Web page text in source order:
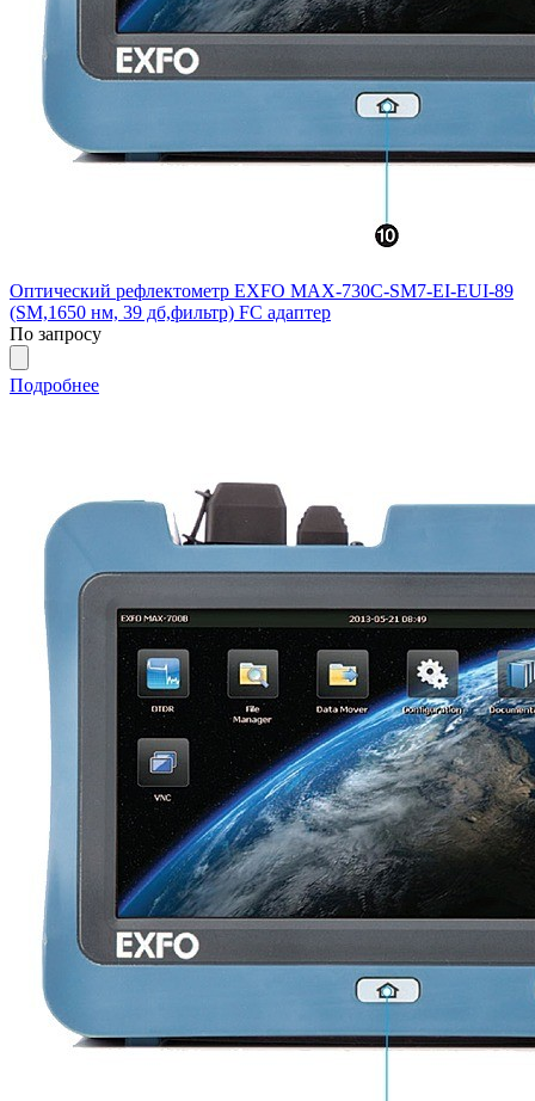
Оптический рефлектометр EXFO MAX-730C-SM7-EI-EUI-89
(SM,1650 нм, 39 дб,фильтр) FC адаптер
По запросу
Подробнее